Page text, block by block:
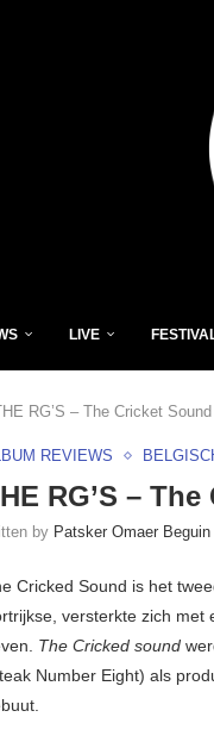
LIVE
RG’S – The Cricket
REVIEWS
RG’S –
by Patsker Omaer Beguin
Cricked Sound is het
versterkte zich met
The Cricked sound
Number Eight) als